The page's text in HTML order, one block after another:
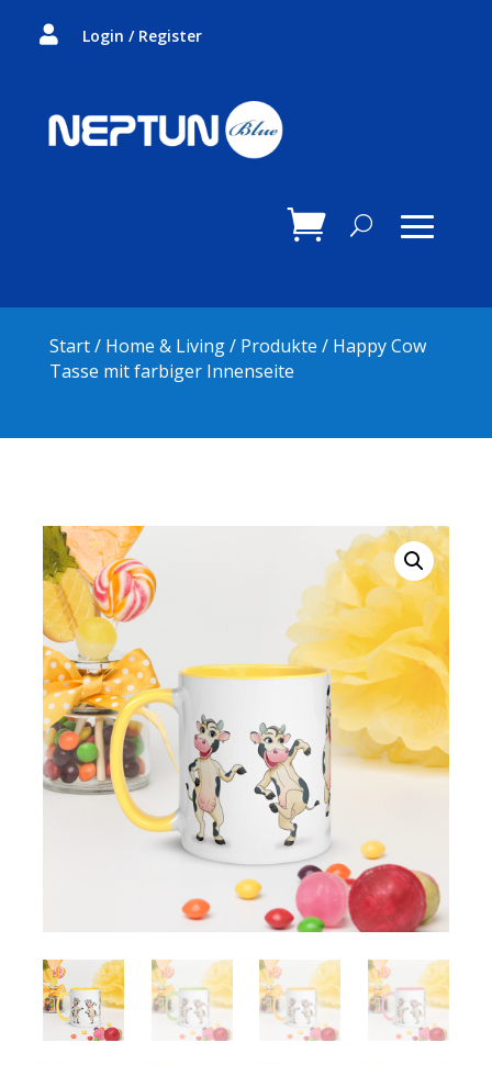
 Login / Register
Start/ Home & Living/ Produkte / Happy Cow
Tasse mit farbiger Innenseite